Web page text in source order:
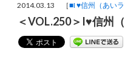
2014.03.13 ［■I ♥信州（あい
＜VOL.250＞I♥信州